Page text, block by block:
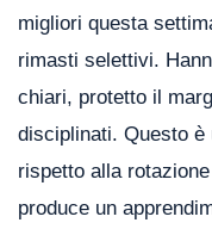
migliori questa
rimasti selettivi.
chiari, protetto il
disciplinati. Questo
rispetto alla
produce un